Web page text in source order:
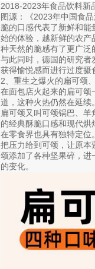
2018-2023年食品饮料新
图源：《2023年中国食品
脆的口感代表了新鲜和
始的体验，越新鲜的农
种天然的脆感有了更广泛
与此同时，德国的研究者
获得愉悦感而进行过度摄
2、重生之爆火的扁可颂
在面包店火起来的扁可
道，这种火热仍然在延续。
扁可颂又叫可颂锅巴、羊
的经典酥脆口感和现代烘
在零食界也具有独特定位。
把压力给到可颂，让原
颂添加了各种坚果碎，进
的变化。